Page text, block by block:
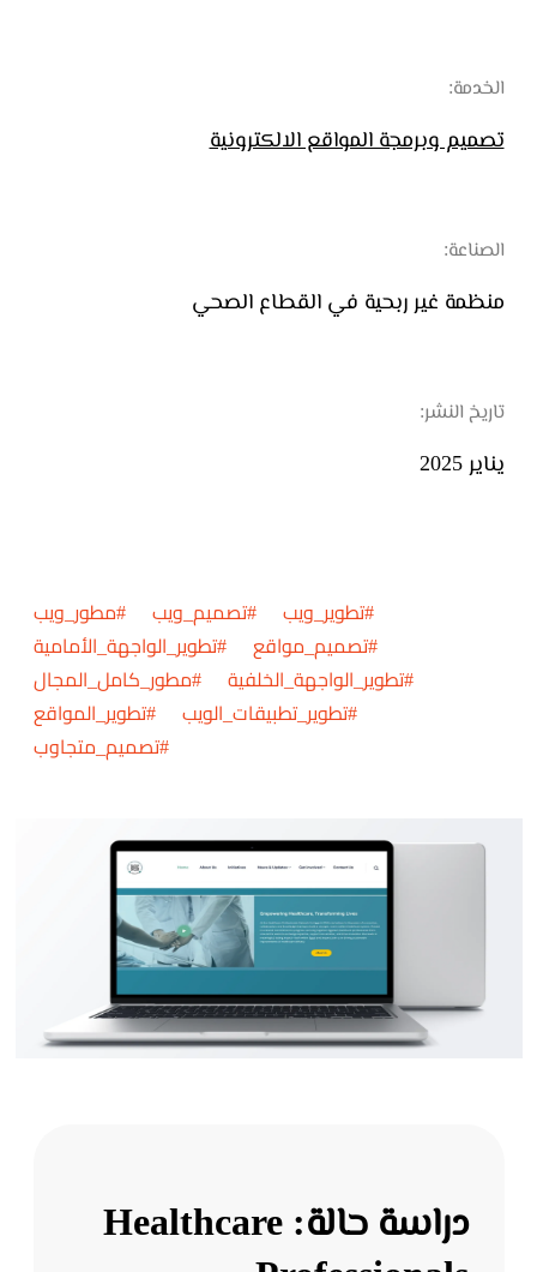
الخدمة:
تصميم وبرمجة المواقع الالكترونية
الصناعة:
منظمة غير ربحية في القطاع الصحي
تاريخ النشر:
يناير 2025
#تطوير_ويب #تصميم_ويب #مطور_ويب
#تصميم_مواقع #تطوير_الواجهة_الأمامية
#تطوير_الواجهة_الخلفية #مطور_كامل_المجال
#تطوير_تطبيقات_الويب #تطوير_المواقع
#تصميم_متجاوب
دراسة حالة: Healthcare